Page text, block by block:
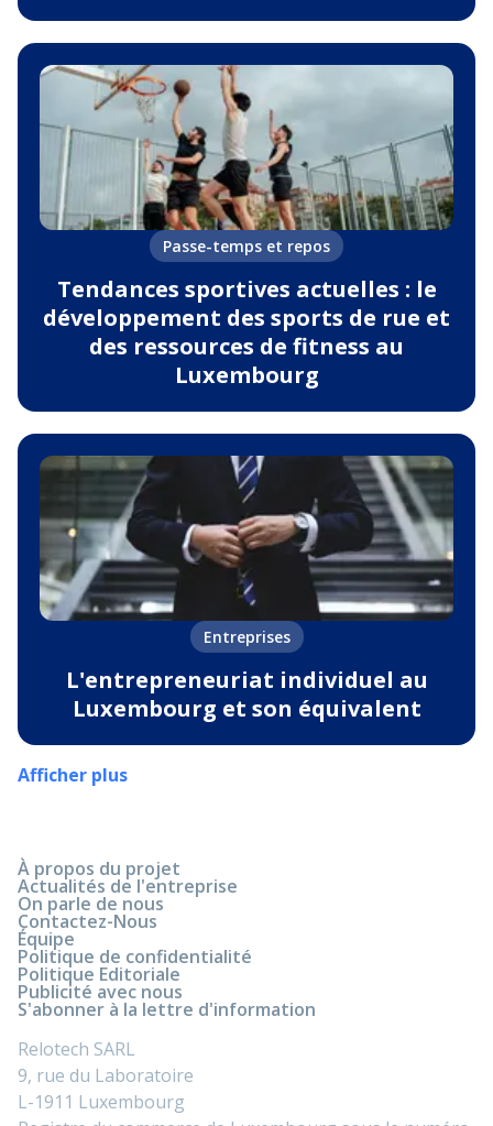
Passe-temps et repos
Tendances sportives actuelles : le
développement des sports de rue et
des ressources de fitness au
Luxembourg
Entreprises
L'entrepreneuriat individuel au
Luxembourg et son équivalent
Afficher plus
À propos du projet
Actualités de l'entreprise
On parle de nous
Contactez-Nous
Équipe
Politique de confidentialité
Politique Editoriale
Publicité avec nous
S'abonner à la lettre d'information
Relotech SARL
9, rue du Laboratoire
L-1911 Luxembourg